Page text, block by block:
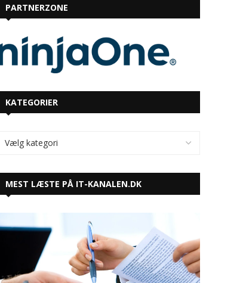
PARTNERZONE
KATEGORIER
MEST LÆSTE PÅ IT-KANALEN.DK